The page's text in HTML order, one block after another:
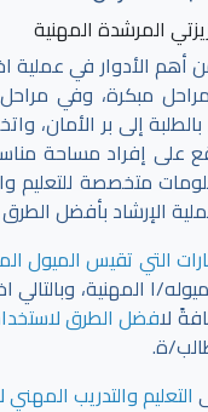
المرشدة المهنية
الأدوار في عملية
مراحل مبكرة، وفي
إلى بر الأمان،
على إفراد مساحة
متخصصة للتعليم
الإرشاد بأفضل
التي تقيس الميول
ا المهنية، وبالتالي
لافضل الطرق
ة.
التعليم والتدريب